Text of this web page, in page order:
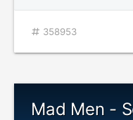
358953
Mad Men -